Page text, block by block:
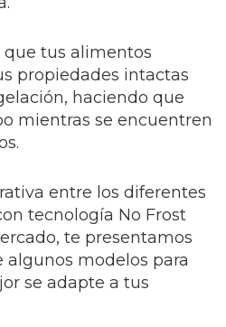
tus alimentos
propiedades intactas
haciendo que
mientras se encuentren
entre los diferentes
tecnología No Frost
te presentamos
algunos modelos para
se adapte a tus